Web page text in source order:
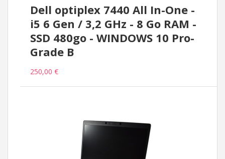
Dell optiplex 7440 All In-One -
i5 6 Gen / 3,2 GHz - 8 Go RAM -
SSD 480go - WINDOWS 10 Pro-
Grade B
250,00 €